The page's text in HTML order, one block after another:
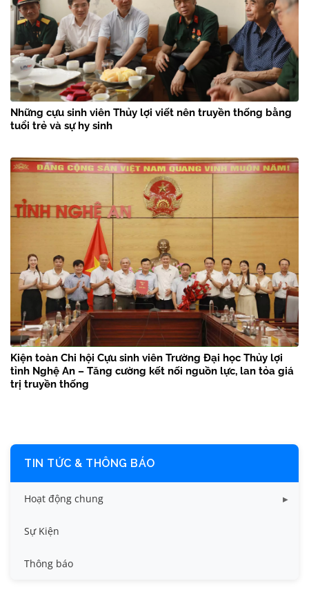
Những cựu sinh viên Thủy lợi viết nên truyền thống bằng
tuổi trẻ và sự hy sinh
Kiện toàn Chi hội Cựu sinh viên Trường Đại học Thủy lợi
tỉnh Nghệ An – Tăng cường kết nối nguồn lực, lan tỏa giá
trị truyền thống
TIN TỨC & THÔNG BÁO
Hoạt động chung
Tin công tác sinh viên
Tin đào tạo
Sự Kiện
Thông báo